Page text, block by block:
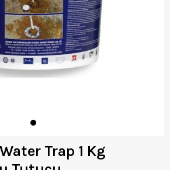
Trap 1 Kg